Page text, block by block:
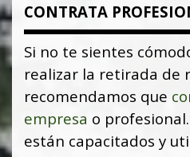
CONTRATA
Si no te sientes
realizar la retirada de
recomendamos que
empresa o
están capacitados y